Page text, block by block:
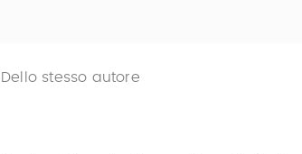
Dello stesso autore